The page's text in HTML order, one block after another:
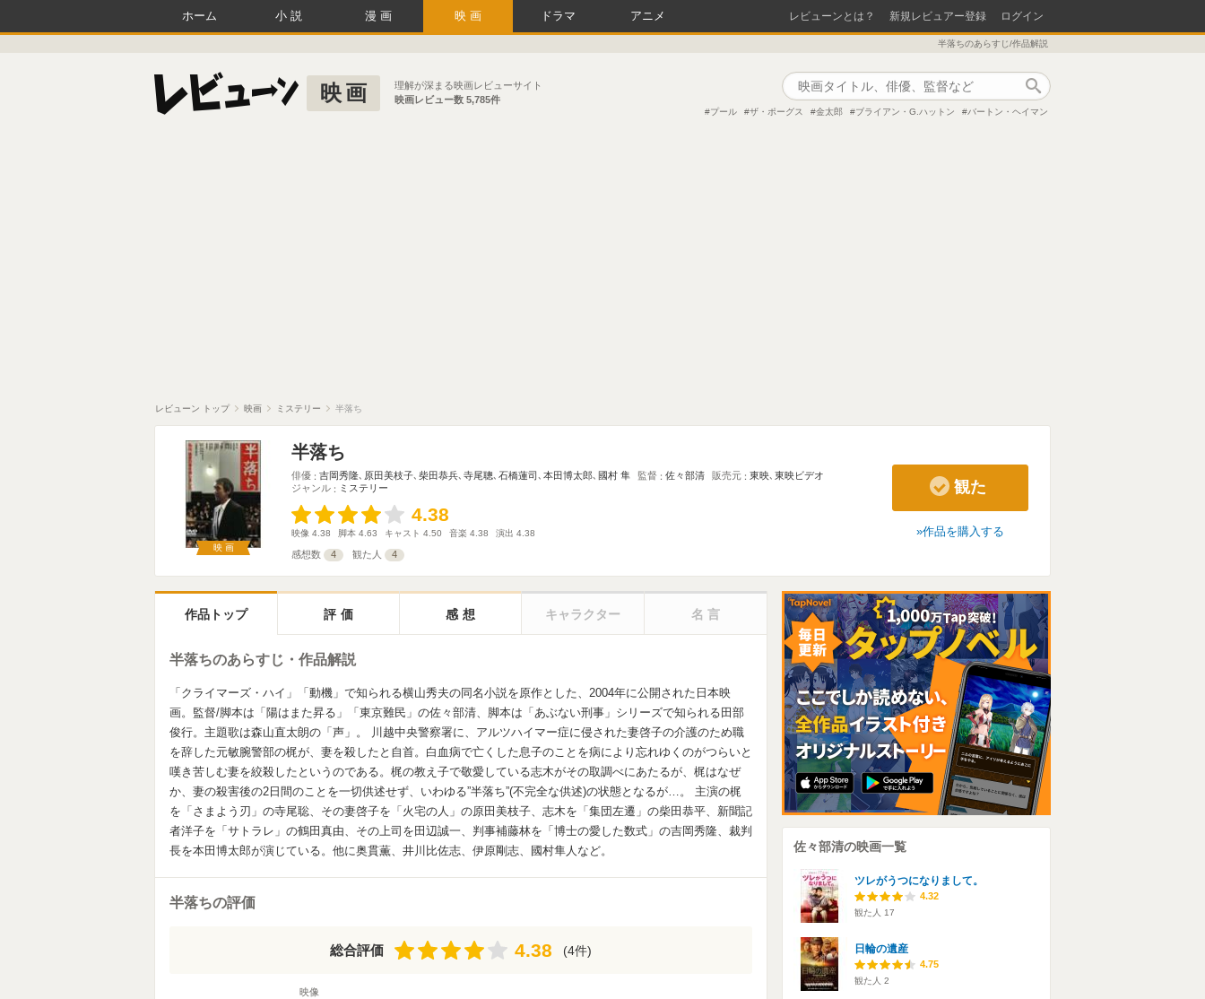
ホーム 小説 漫画 映画 ドラマ アニメ レビューンとは？ 新規レビュアー登録 ログイン
半落ちのあらすじ/作品解説
映画
理解が深まる映画レビューサイト
映画レビュー数 5,785件
プール ザ・ポーグス 金太郎 ブライアン・G.ハットン バートン・ヘイマン
レビューン トップ 映画 ミステリー 半落ち
映画
半落ち
俳優 吉岡秀隆､ 原田美枝子､ 柴田恭兵､ 寺尾聰､ 石橋蓮司､ 本田博太郎､ 國村 隼 監督 佐々部清 販売元 東映､ 東映ビデオ
ジャンル
ミステリー
4.38
4.38
映像 4.38 脚本 4.63 キャスト 4.50 音楽 4.38 演出 4.38
感想数 4 観た人 4
観た
作品を購入する
作品トップ 評価 感想 キャラクター 名言
半落ちのあらすじ・作品解説
「クライマーズ・ハイ」「動機」で知られる横山秀夫の同名小説を原作とした、2004年に公開された日本映
画。監督/脚本は「陽はまた昇る」「東京難民」の佐々部清、脚本は「あぶない刑事」シリーズで知られる田部
俊行。主題歌は森山直太朗の「声」。 川越中央警察署に、アルツハイマー症に侵された妻啓子の介護のため職
を辞した元敏腕警部の梶が、妻を殺したと自首。白血病で亡くした息子のことを病により忘れゆくのがつらいと
嘆き苦しむ妻を絞殺したというのである。梶の教え子で敬愛している志木がその取調べにあたるが、梶はなぜ
か、妻の殺害後の2日間のことを一切供述せず、いわゆる”半落ち”(不完全な供述)の状態となるが…。 主演の梶
を「さまよう刃」の寺尾聡、その妻啓子を「火宅の人」の原田美枝子、志木を「集団左遷」の柴田恭平、新聞記
者洋子を「サトラレ」の鶴田真由、その上司を田辺誠一、判事補藤林を「博士の愛した数式」の吉岡秀隆、裁判
長を本田博太郎が演じている。他に奥貫薫、井川比佐志、伊原剛志、國村隼人など。
半落ちの評価
総合評価 4.38
4.38 (4件)
映像
佐々部清の映画一覧
ツレがうつになりまして。
4.32
観た人 17
日輪の遺産
4.75
観た人 2